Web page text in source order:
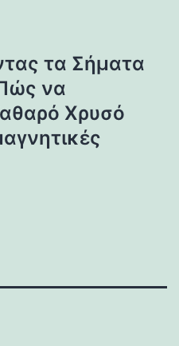
τα Σήματα
να
Χρυσό